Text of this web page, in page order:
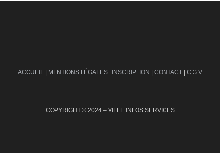
ACCUEIL | MENTIONS LÉGALES | INSCRIPTION | CONTACT | C.G.V
COPYRIGHT © 2024 – VILLE INFOS SERVICES